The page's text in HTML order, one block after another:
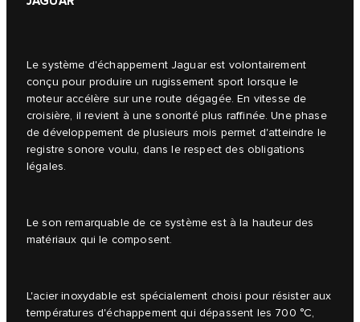
Le système d'échappement Jaguar est volontairement
conçu pour produire un rugissement sport lorsque le
moteur accélère sur une route dégagée. En vitesse de
croisière, il revient à une sonorité plus raffinée. Une phase
de développement de plusieurs mois permet d'atteindre le
registre sonore voulu, dans le respect des obligations
légales.
Le son remarquable de ce système est à la hauteur des
matériaux qui le composent.
L'acier inoxydable est spécialement choisi pour résister aux
températures d'échappement qui dépassent les 700 °C,